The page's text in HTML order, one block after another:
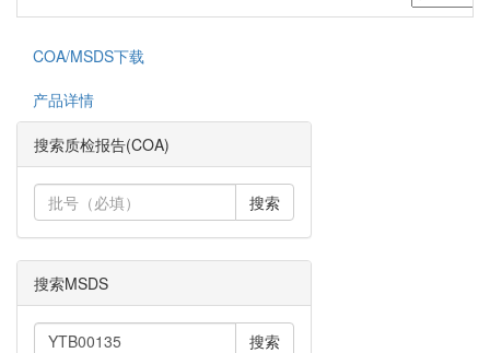
COA/MSDS下载
产品详情
搜索质检报告(COA)
搜索
搜索MSDS
搜索